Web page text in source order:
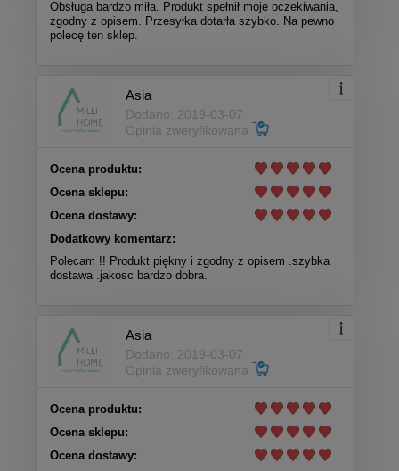
Obsługa bardzo miła. Produkt spełnił moje oczekiwania,
zgodny z opisem. Przesyłka dotarła szybko. Na pewno
polecę ten sklep.
Asia
Dodano: 2019-03-07
Opinia zweryfikowana
Ocena produktu:
Ocena sklepu:
Ocena dostawy:
Dodatkowy komentarz:
Polecam !! Produkt piękny i zgodny z opisem .szybka
dostawa .jakosc bardzo dobra.
Asia
Dodano: 2019-03-07
Opinia zweryfikowana
Ocena produktu:
Ocena sklepu:
Ocena dostawy: